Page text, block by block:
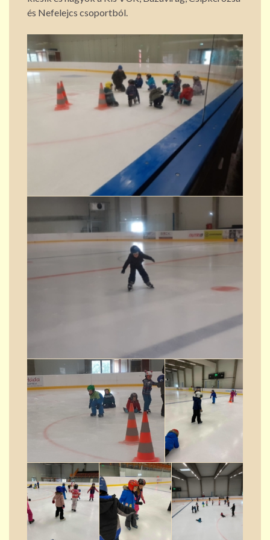
és Nefelejcs csoportból.